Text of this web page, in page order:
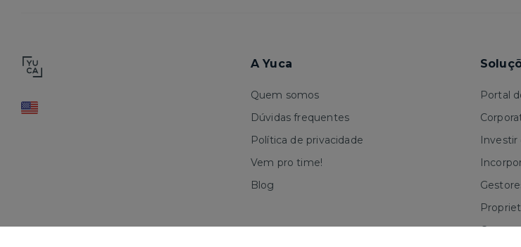
A Yuca
Quem somos
Dúvidas frequentes
Política de privacidade
Vem pro time!
Blog
Portal